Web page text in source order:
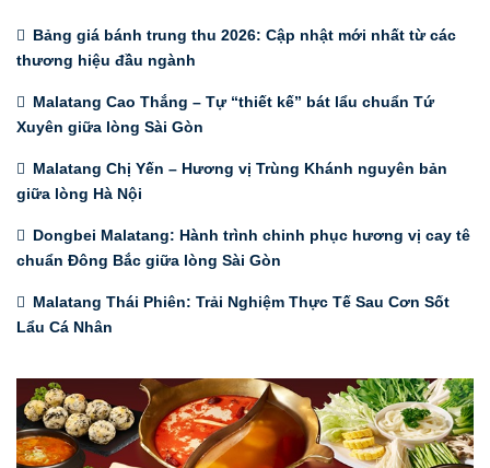
Bảng giá bánh trung thu 2026: Cập nhật mới nhất từ các
thương hiệu đầu ngành
Malatang Cao Thắng – Tự “thiết kế” bát lẩu chuẩn Tứ
Xuyên giữa lòng Sài Gòn
Malatang Chị Yến – Hương vị Trùng Khánh nguyên bản
giữa lòng Hà Nội
Dongbei Malatang: Hành trình chinh phục hương vị cay tê
chuẩn Đông Bắc giữa lòng Sài Gòn
Malatang Thái Phiên: Trải Nghiệm Thực Tế Sau Cơn Sốt
Lẩu Cá Nhân